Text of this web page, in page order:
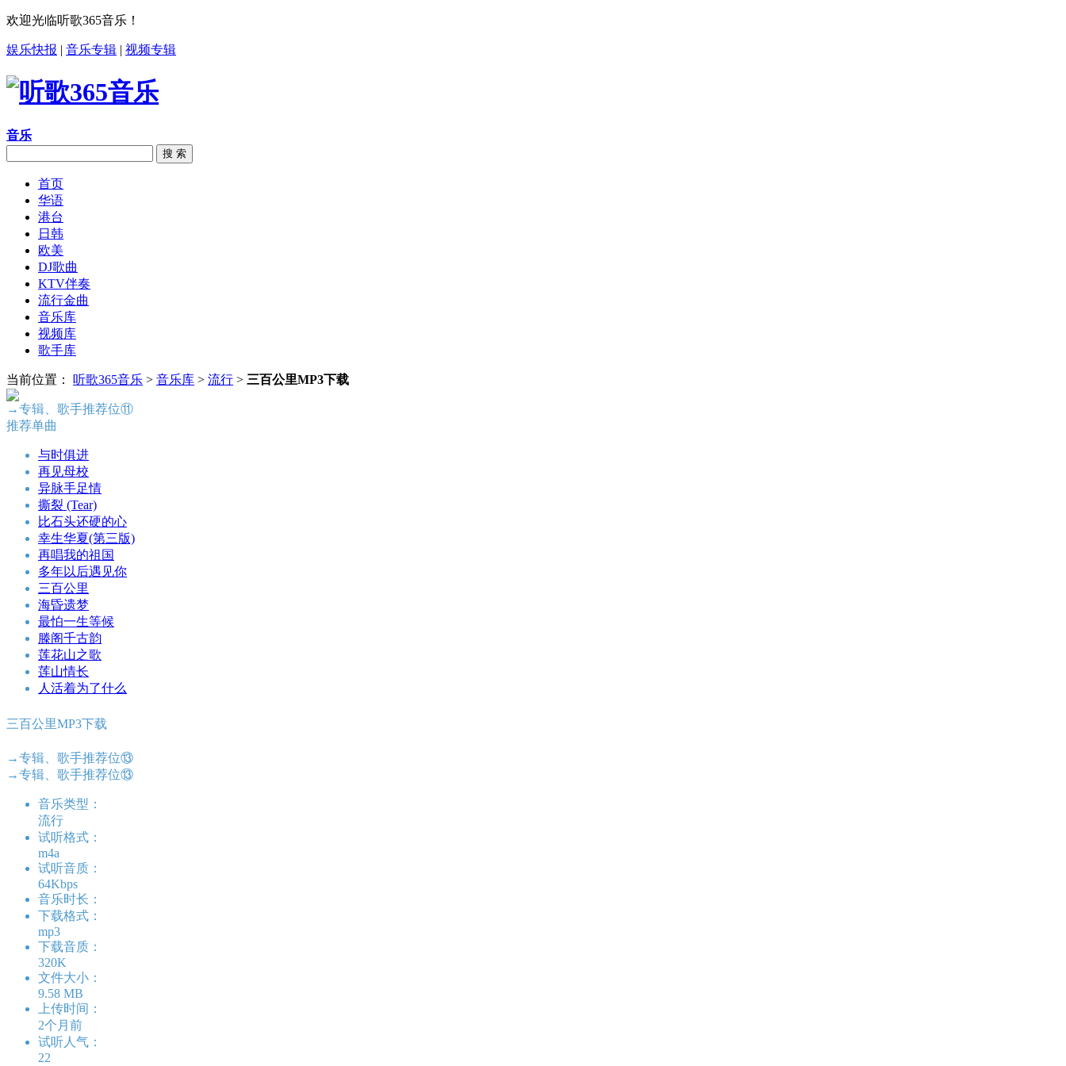
欢迎光临听歌365音乐！
娱乐快报 | 音乐专辑 | 视频专辑
音乐
搜 索
首页
华语
港台
日韩
欧美
DJ歌曲
KTV伴奏
流行金曲
音乐库
视频库
歌手库
当前位置： 听歌365音乐 > 音乐库 > 流行 > 三百公里MP3下载
→专辑、歌手推荐位⑪
推荐单曲
与时俱进
再见母校
异脉手足情
撕裂 (Tear)
比石头还硬的心
幸生华夏(第三版)
再唱我的祖国
多年以后遇见你
三百公里
海昏遗梦
最怕一生等候
滕阁千古韵
莲花山之歌
莲山情长
人活着为了什么
三百公里MP3下载
→专辑、歌手推荐位⑬
→专辑、歌手推荐位⑬
音乐类型：
流行
试听格式：
m4a
试听音质：
64Kbps
音乐时长：
下载格式：
mp3
下载音质：
320K
文件大小：
9.58 MB
上传时间：
2个月前
试听人气：
22